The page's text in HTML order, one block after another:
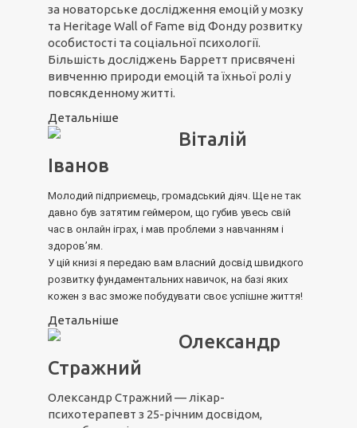
за новаторське дослідження емоцій у мозку
та Heritage Wall of Fame від Фонду розвитку
особистості та соціальної психології.
Більшість досліджень Барретт присвячені
вивченню природи емоцій та їхньої ролі у
повсякденному житті.
Детальніше
Віталій
Іванов
Молодий підприємець, громадський діяч. Ще не так
давно був затятим геймером, що губив увесь свій
час в онлайн іграх, і мав проблеми з навчанням і
здоров’ям.
У цій книзі я передаю вам власний досвід швидкого
розвитку фундаментальних навичок, на базі яких
кожен з вас зможе побудувати своє успішне життя!
Детальніше
Олександр
Стражний
Олександр Стражний — лікар-
психотерапевт з 25-річним досвідом,